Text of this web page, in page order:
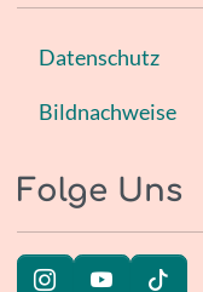
Datenschutz
Bildnachweise
Folge Uns